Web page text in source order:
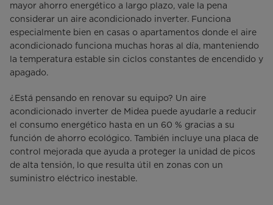
mayor ahorro energético a largo plazo, vale la pena
considerar un aire acondicionado inverter. Funciona
especialmente bien en casas o apartamentos donde el aire
acondicionado funciona muchas horas al día, manteniendo
la temperatura estable sin ciclos constantes de encendido y
apagado.
¿Está pensando en renovar su equipo? Un aire
acondicionado inverter de Midea puede ayudarle a reducir
el consumo energético hasta en un 60 % gracias a su
función de ahorro ecológico. También incluye una placa de
control mejorada que ayuda a proteger la unidad de picos
de alta tensión, lo que resulta útil en zonas con un
suministro eléctrico inestable.